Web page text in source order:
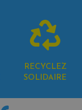
RECYCLEZ
SOLIDAIRE